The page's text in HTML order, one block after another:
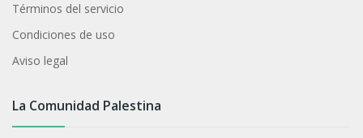
Términos del servicio
Condiciones de uso
Aviso legal
La Comunidad Palestina